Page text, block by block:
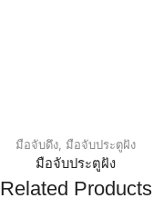
มือจับดึง มือจับประตูฝัง
มือจับประตูฝัง
Related Products